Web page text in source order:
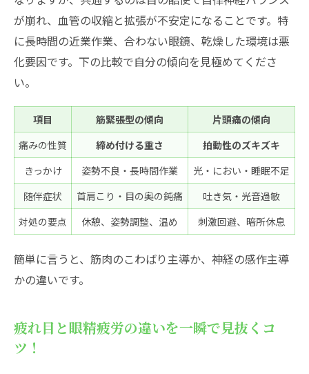
眼精疲労による頭痛のとき休む？薬を使
う？最適な選び方
目の奥の痛みや吐き気まで…その時どうす
症状の重さで迷わない！眼精疲労による頭痛対
処プロトコルで最短リカバリー
軽度〜中等度のときは自宅ケアが最強！進
め方を解説
もう繰り返さない！眼精疲労による頭痛予防の
実践チェックリスト
毎日のルーティンを見直して頭痛ゼロ生活
へ！
が崩れ、血管の収縮と拡張が不安定になることです。特
に長時間の近業作業、合わない眼鏡、乾燥した環境は悪
化要因です。下の比較で自分の傾向を見極めてくださ
い。
項目 筋緊張型の傾向
片頭痛の傾向
痛みの性質
締め付ける重さ
拍動性のズキズキ
きっかけ
姿勢不良・長時間作業
光・におい・睡眠不足
随伴症状
首肩こり・目の奥の鈍痛
吐き気・光音過敏
対処の要点
休憩、姿勢調整、温め 刺激回避、暗所休息
簡単に言うと、筋肉のこわばり主導か、神経の感作主導
かの違いです。
疲れ目と眼精疲労の違いを一瞬で見抜くコ
ツ！